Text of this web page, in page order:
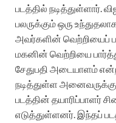
படத்தில் நடித்துள்ளார்.
பலருக்கும் ஒரு
அவர்களின் வெற்றியைப்
மகனின் வெற்றியை
சேதுபதி அடையாளம்
நடித்துள்ள
படத்தின் தயாரிப்பாளர்
எடுத்துள்ளனர். இந்தப்